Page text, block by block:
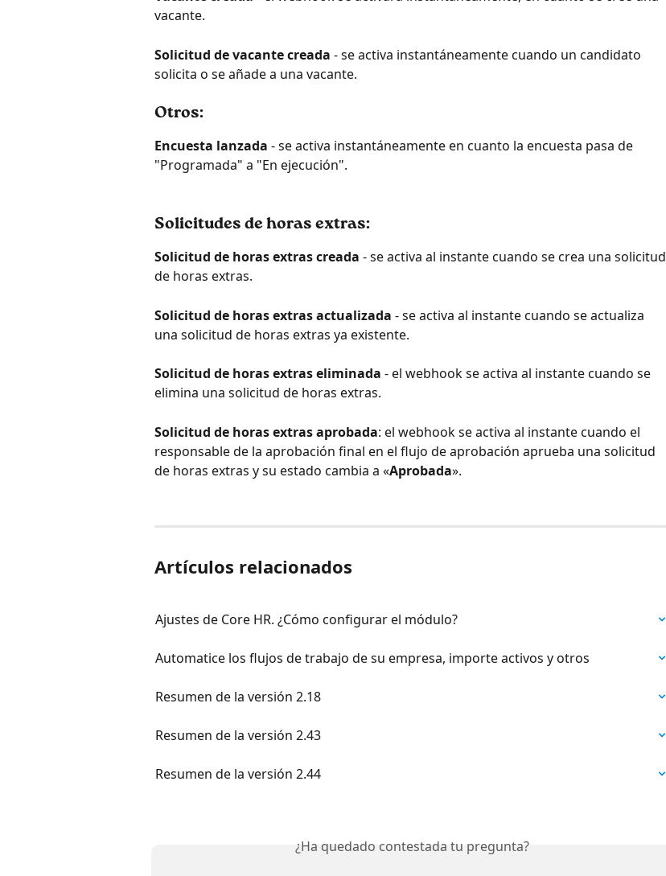
vacante.
Solicitud de vacante creada - se activa instantáneamente cuando un candidato
solicita o se añade a una vacante.
Otros:
Encuesta lanzada - se activa instantáneamente en cuanto la encuesta pasa de
"Programada" a "En ejecución".
Solicitudes de horas extras:
Solicitud de horas extras creada - se activa al instante cuando se crea una solicitud
de horas extras.
Solicitud de horas extras actualizada - se activa al instante cuando se actualiza
una solicitud de horas extras ya existente.
Solicitud de horas extras eliminada - el webhook se activa al instante cuando se
elimina una solicitud de horas extras.
Solicitud de horas extras aprobada: el webhook se activa al instante cuando el
responsable de la aprobación final en el flujo de aprobación aprueba una solicitud
de horas extras y su estado cambia a «Aprobada».
Artículos relacionados
Ajustes de Core HR. ¿Cómo configurar el módulo?
Automatice los flujos de trabajo de su empresa, importe activos y otros
Resumen de la versión 2.18
Resumen de la versión 2.43
Resumen de la versión 2.44
¿Ha quedado contestada tu pregunta?